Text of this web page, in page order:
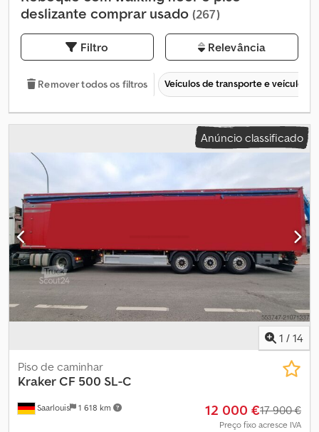
deslizante comprar usado (267)
Filtro Relevância
Remover todos os filtros Veículos de transporte e veículos
Anúncio classificado
1 / 14
Saarlouis 1 618 km
Piso de caminhar
KrakerCF 500 SL-C
12 000 €17 900 €
Preço fixo acresce IVA